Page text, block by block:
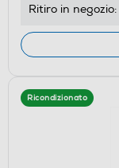
Ritiro in negozio:
Ricondizionato